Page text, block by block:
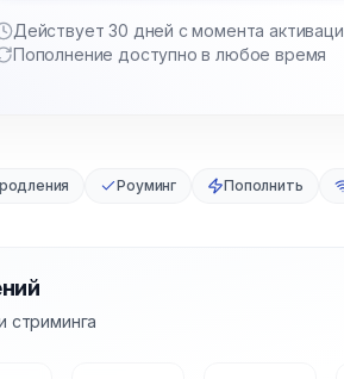
Действует 30 дней с момента
Пополнение доступно в любое время
Роуминг Пополнить
стриминга